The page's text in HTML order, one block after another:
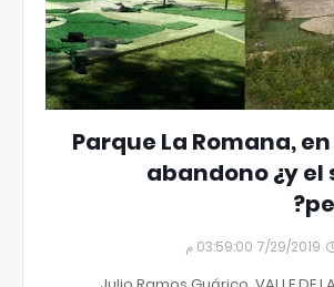
Parque La Romana,
abandono ¿y el
7/29/2019 03:59:00 م